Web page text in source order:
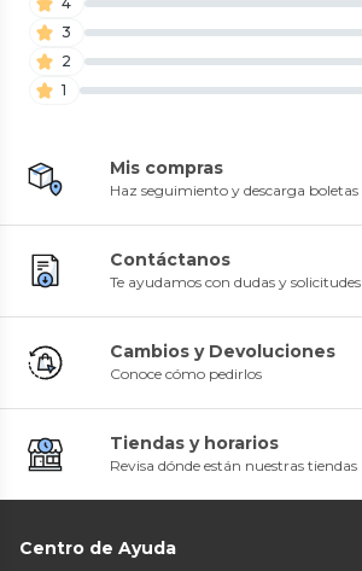
3
2
1
Mis compras
Haz seguimiento y descarga boletas
Contáctanos
Te ayudamos con dudas y solicitudes
Cambios y Devoluciones
Conoce cómo pedirlos
Tiendas y horarios
Revisa dónde están nuestras tiendas
Centro de Ayuda